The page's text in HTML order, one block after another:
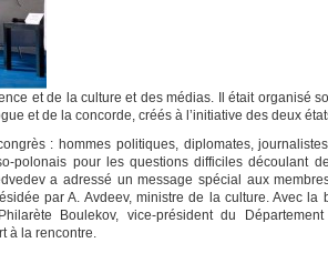
et de la culture et des médias. Il était organisé
et de la concorde, créés à l’initiative des deux
: hommes politiques, diplomates,
polonais pour les questions difficiles découlant
a adressé un message spécial aux
par A. Avdeev, ministre de la culture. Avec la
Boulekov, vice-président du
à la rencontre.